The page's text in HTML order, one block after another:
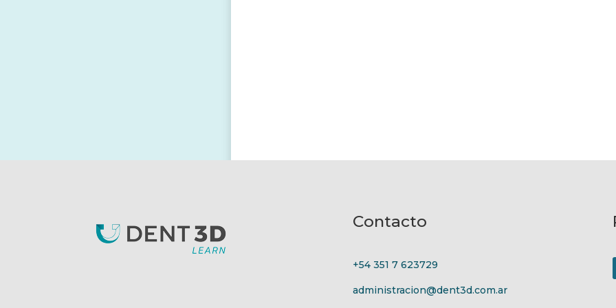
Contacto
+54 351 7 623729
administracion@dent3d.com.ar